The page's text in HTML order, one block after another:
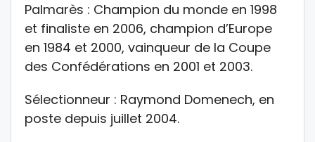
Palmarès : Champion du monde en 1998
et finaliste en 2006, champion d’Europe
en 1984 et 2000, vainqueur de la Coupe
des Confédérations en 2001 et 2003.
Sélectionneur : Raymond Domenech, en
poste depuis juillet 2004.